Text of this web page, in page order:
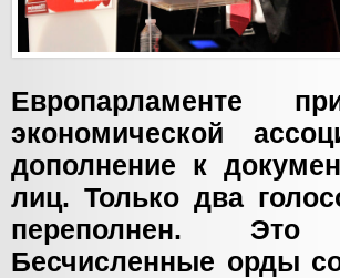
Европарламенте
экономической
дополнение к
лиц. Только два
переполнен. Это
Бесчисленные орды